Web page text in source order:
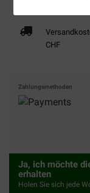
CHF
Zahlungsmethoden
Ja, ich möchte
erhalten
Holen Sie sich jede